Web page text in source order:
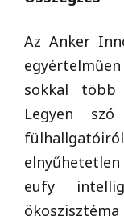
Az Anker
sokkal több
Legyen
eufy